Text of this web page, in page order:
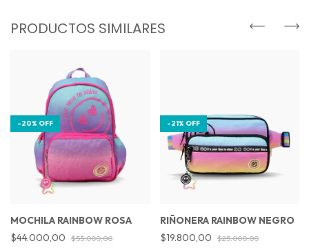
PRODUCTOS SIMILARES
-20% OFF
MOCHILA RAINBOW ROSA
$44.000,00
$55.000,00
-21% OFF
RIÑONERA RAINBOW NEGRO
$19.800,00
$25.000,00